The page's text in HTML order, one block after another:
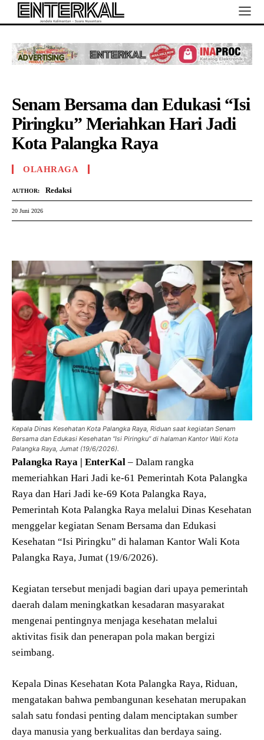
Senam Bersama dan Edukasi “Isi
Piringku” Meriahkan Hari Jadi
Kota Palangka Raya
OLAHRAGA
AUTHOR: Redaksi
20 Juni 2026
Kepala Dinas Kesehatan Kota Palangka Raya, Riduan saat kegiatan Senam
Bersama dan Edukasi Kesehatan “Isi Piringku” di halaman Kantor Wali Kota
Palangka Raya, Jumat (19/6/2026).
Palangka Raya | EnterKal – Dalam rangka
memeriahkan Hari Jadi ke-61 Pemerintah Kota Palangka
Raya dan Hari Jadi ke-69 Kota Palangka Raya,
Pemerintah Kota Palangka Raya melalui Dinas Kesehatan
menggelar kegiatan Senam Bersama dan Edukasi
Kesehatan “Isi Piringku” di halaman Kantor Wali Kota
Palangka Raya, Jumat (19/6/2026).
Kegiatan tersebut menjadi bagian dari upaya pemerintah
daerah dalam meningkatkan kesadaran masyarakat
mengenai pentingnya menjaga kesehatan melalui
aktivitas fisik dan penerapan pola makan bergizi
seimbang.
Kepala Dinas Kesehatan Kota Palangka Raya, Riduan,
mengatakan bahwa pembangunan kesehatan merupakan
salah satu fondasi penting dalam menciptakan sumber
daya manusia yang berkualitas dan berdaya saing.